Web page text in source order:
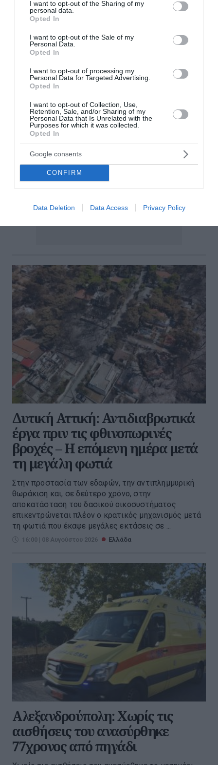
not limited to your visit or usage behaviour. You may click to
grant or deny consent to Google and its third-party tags to
use your data for below specified purposes in below Google
consent section.
I want to opt-out of the Sharing of my
personal data.
Opted In
I want to opt-out of the Sale of my
Personal Data.
Opted In
I want to opt-out of processing my
Personal Data for Targeted Advertising.
Opted In
I want to opt-out of Collection, Use,
Retention, Sale, and/or Sharing of my
Personal Data that Is Unrelated with the
Purposes for which it was collected.
Opted In
Google consents
CONFIRM
Data Deletion Data Access Privacy Policy
Δυτική Αττική: Αντιδιαβρωτικά
έργα πριν τις φθινοπωρινές
βροχές – Η επόμενη ημέρα μετά
τη μεγάλη φωτιά
Στην προστασία των εδαφών, την αντιπλημμυρική
θωράκιση και, σε δεύτερο χρόνο, στην
αποκατάσταση του δασικού οικοσυστήματος
επικεντρώνεται πλέον ο κρατικός μηχανισμός μετά
τη φωτιά που έκαψε μεγάλες εκτάσεις σε ...
16:00 | 08 Αυγούστου 2026 Ελλάδα
Αλεξανδρούπολη: Χωρίς τις
αισθήσεις του ανασύρθηκε
77χρονος από πηγάδι